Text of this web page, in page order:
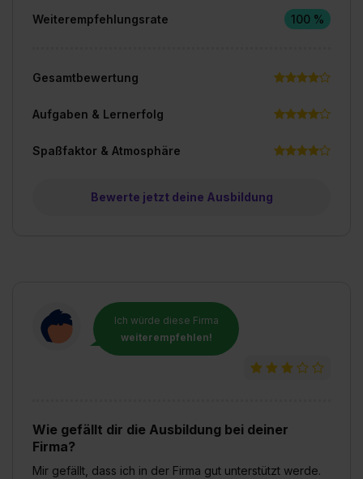
Ich würde diese Firma
weiterempfehlen!
Wie gefällt dir die Ausbildung bei deiner
Firma?
Mir gefällt, dass ich in der Firma gut unterstützt werde.
Weiterempfehlungsrate 100 %
Gesamtbewertung
Aufgaben & Lernerfolg
Spaßfaktor & Atmosphäre
Bewerte jetzt deine Ausbildung